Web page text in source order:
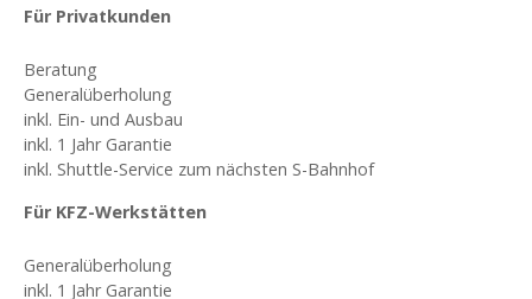
i
g
a
t
i
o
Für Privatkunden
Beratung
Generalüberholung
inkl. Ein- und Ausbau
inkl. 1 Jahr Garantie
inkl. Shuttle-Service zum nächsten S-Bahnhof
Für KFZ-Werkstätten
Generalüberholung
inkl. 1 Jahr Garantie